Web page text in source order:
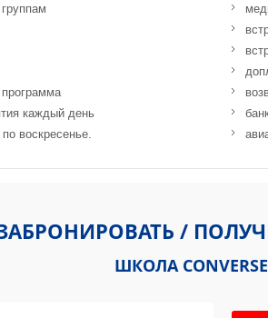
программа
каждый день
воскресенье.
/
ШКОЛА